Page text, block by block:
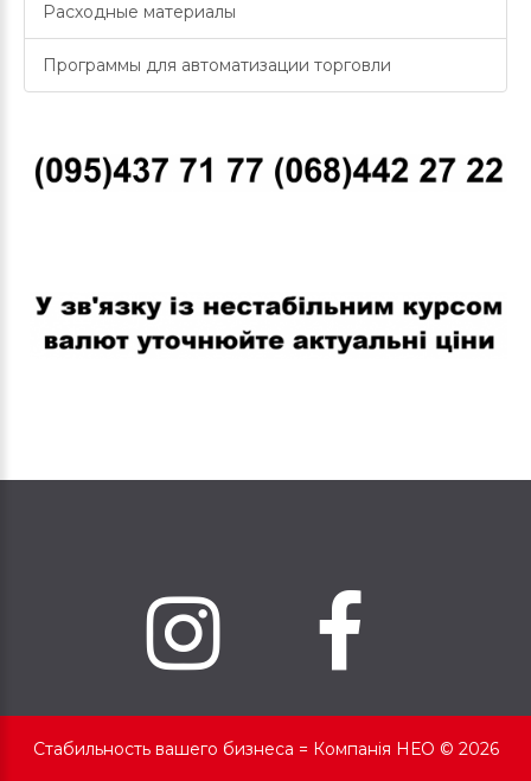
Расходные материалы
Программы для автоматизации торговли
Стабильность вашего бизнеса = Компанія НЕО © 2026